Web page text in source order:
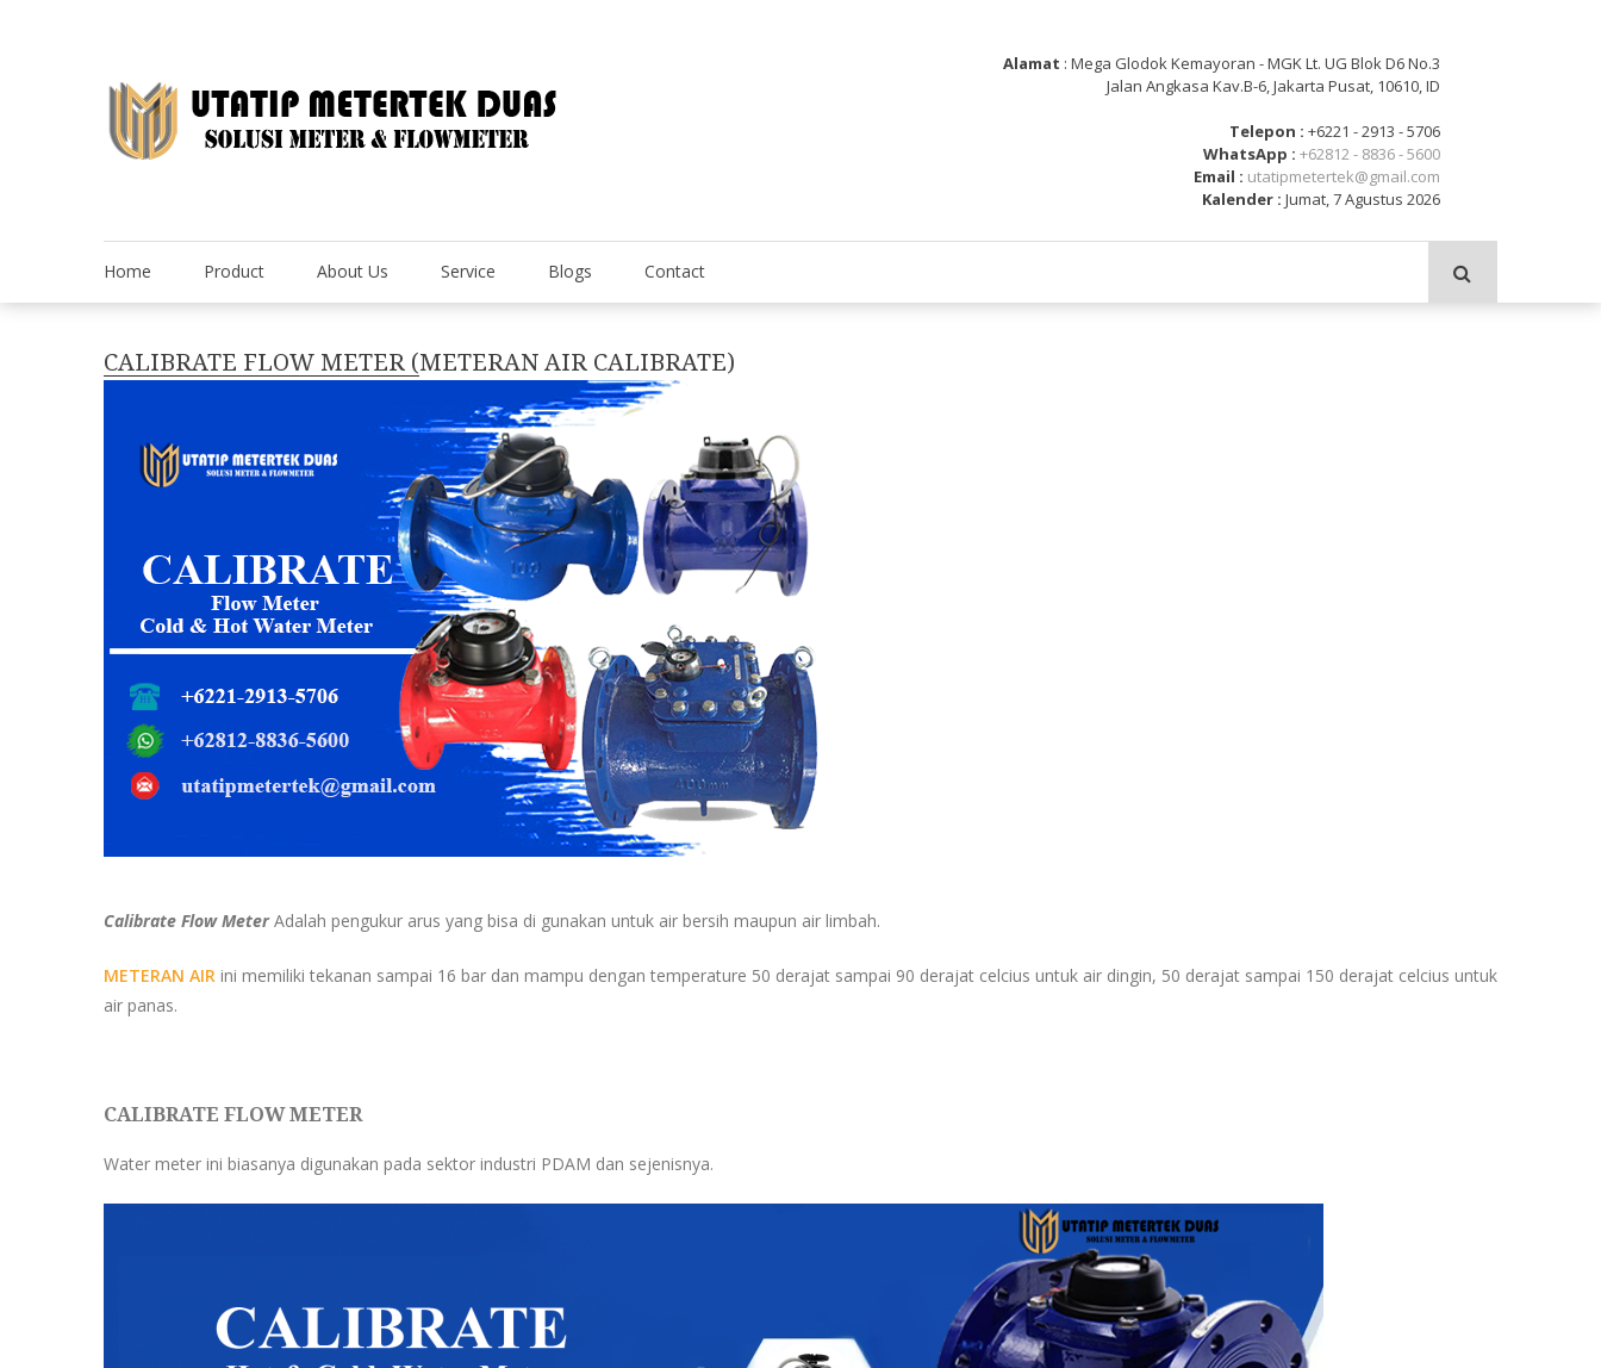
Alamat : Mega Glodok Kemayoran - MGK Lt. UG Blok D6 No.3
Jalan Angkasa Kav.B-6, Jakarta Pusat, 10610, ID
Telepon : +6221 - 2913 - 5706
WhatsApp : +62812 - 8836 - 5600
Email : utatipmetertek@gmail.com
Kalender : Jumat, 7 Agustus 2026
Home Product About Us Service Blogs Contact
CALIBRATE FLOW METER (METERAN AIR CALIBRATE)
Calibrate Flow MeterAdalah pengukur arus yang bisa di gunakan untuk air bersih maupun air limbah.
METERAN AIR ini memiliki tekanan sampai 16 bar dan mampu dengan temperature 50 derajat sampai 90 derajat celcius untuk air dingin, 50 derajat sampai 150 derajat celcius untuk
air panas.
CALIBRATE FLOW METER
Water meter ini biasanya digunakan pada sektor industri PDAM dan sejenisnya.